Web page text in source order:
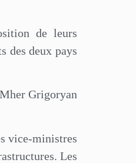
de leurs
des deux pays
Grigoryan
vice-ministres
Les